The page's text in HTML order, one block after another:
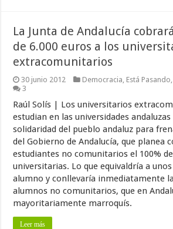
La Junta de Andalucía
de 6.000 euros a los
extracomunitarios
30 junio 2012 Democracia Está Pasando
3
Raúl Solís | Los universitarios
estudian en las universidades
solidaridad del pueblo andaluz para
del Gobierno de Andalucía, que planea
estudiantes no comunitarios el 100%
universitarias. Lo que equivaldría a
alumno y conllevaría inmediatamente
alumnos no comunitarios, que en
mayoritariamente marroquís.
Leer más